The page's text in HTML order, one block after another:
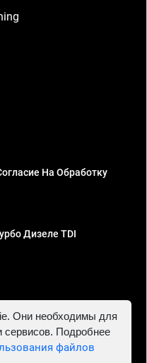
На Обработку
Дизеле TDI
ИНН 781302555843,
Они необходимы для
сервисов. Подробнее
файлов